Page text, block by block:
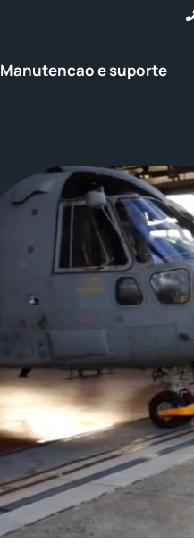
Manutencao e suporte